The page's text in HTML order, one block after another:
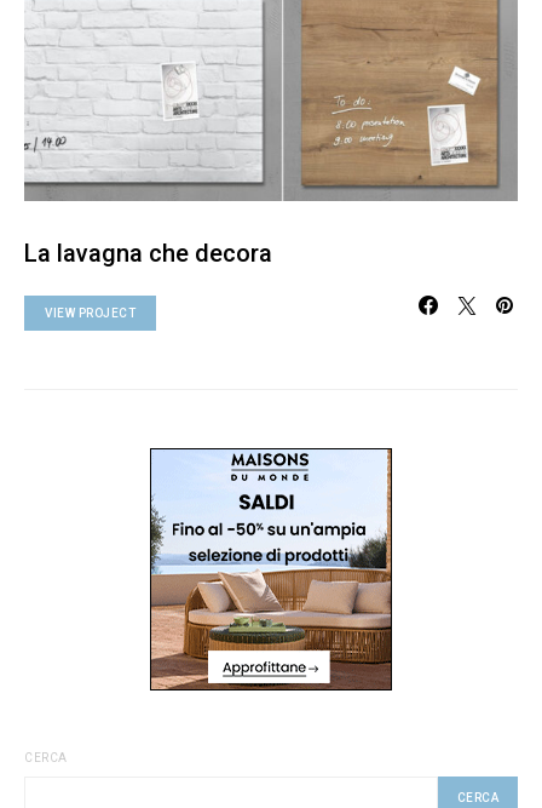
La lavagna che decora
VIEW PROJECT
CERCA
CERCA